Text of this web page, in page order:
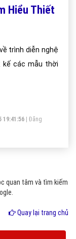
Hiểu Thiết
trình diễn nghệ
các mẫu thời
19:41:56
Đăng
quan tâm và tìm kiếm
Quay lại trang chủ